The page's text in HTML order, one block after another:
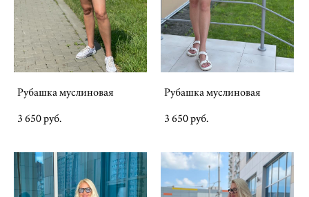
Рубашка муслиновая
3 650 pуб.
Рубашка муслиновая
3 650 pуб.